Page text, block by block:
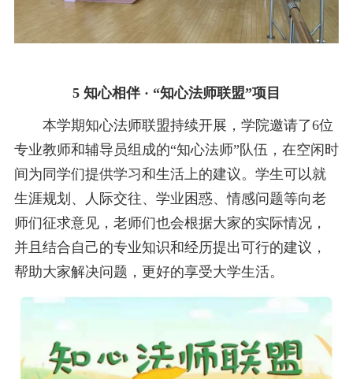
5 知心相伴 · “知心法师联盟”项目
本学期知心法师联盟持续开展，学院邀请了6位
专业教师和辅导员组成的“知心法师”队伍，在空闲时
间为同学们提供学习和生活上的建议。学生可以就
生涯规划、人际交往、学业困惑、情感问题等向老
师们征求意见，老师们也会根据大家的实际情况，
并且结合自己的专业知识和经历提出可行的建议，
帮助大家解决问题，更好的享受大学生活。